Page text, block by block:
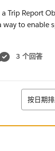
Trip Report
way to enable
3 个回答
排序
按日期